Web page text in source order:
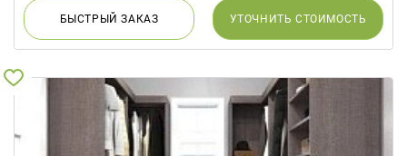
БЫСТРЫЙЗАКАЗ УТОЧНИТЬ СТОИМОСТЬ